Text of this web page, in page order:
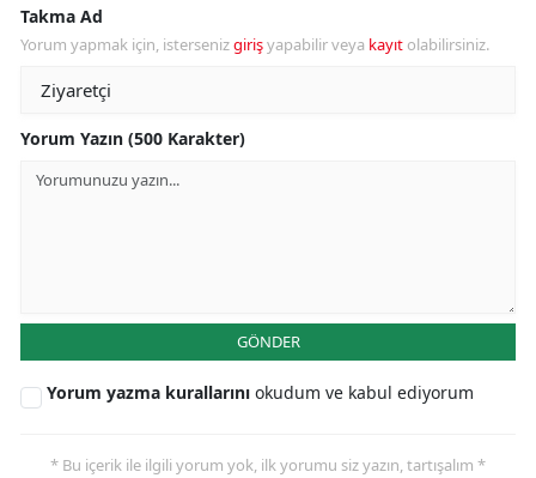
Takma Ad
Yorum yapmak için, istersenizgirişyapabilir veya kayıt olabilirsiniz.
Yorum Yazın (500 Karakter)
GÖNDER
Yorum yazma kurallarını okudum ve kabul ediyorum
* Bu içerik ile ilgili yorum yok, ilk yorumu siz yazın, tartışalım *